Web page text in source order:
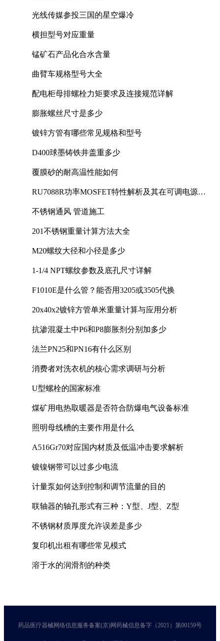
光线传媒参投三国的星空爆冷
横担型号对应重量
锰矿石产品化合水含量
曲臂车规格型号大全
配电柜母排螺栓力矩要求及连接规范详解
膨胀螺丝尺寸是多少
镀锌方管有哪些常见规格和型号
D400球墨铸铁井盖重多少
覆膜砂的耐高温性能如何
RU7088R功率MOSFET特性解析及其在可调电源设
不锈钢通风 管道施工
201不锈钢重量计算方法大全
M20螺纹大径和小径是多少
1-1/4 NPT螺纹参数及底孔尺寸详解
F1010E是什么管？能否用3205或3505代换
20x40x2镀锌方管单米重量计算与应用分析
抗渗混凝土中P6和P8膨胀剂分别加多少
法兰PN25和PN16有什么区别
消费者对洗衣机的核心需求调研与分析
U型螺栓的国家标准
煤矿用电热取暖器是否符合防爆电气设备标准
照明母线槽的主要作用是什么
A516Gr70对应国内材质及低温冲击要求解析
镀镍钢带可以过多少电流
计量泵如何达到控制和调节流量的目的
联轴器的轴孔形式有三种：Y型、J型、Z型
不锈钢材质厚度允许误差是多少
复印机出租有哪些常见模式
溶于水的润滑剂的种类
药品医疗器械网络信息服务备案(京)网药械信息备字（2021）第00159号